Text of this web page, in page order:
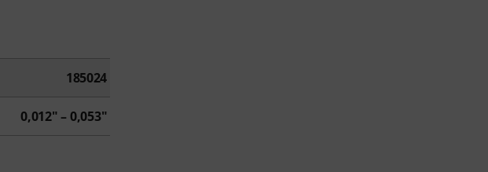
185024
0,012" – 0,053"